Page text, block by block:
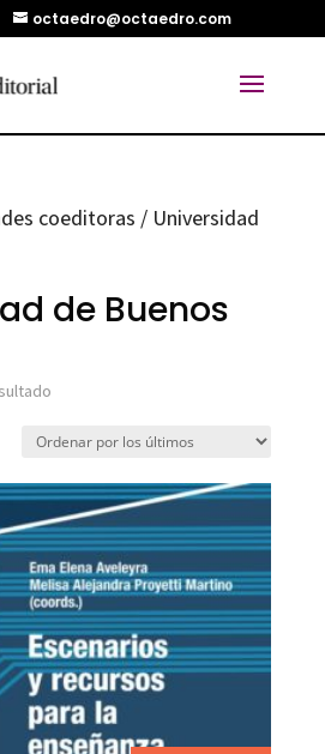
octaedro@octaedro.com
coeditoras / Universidad
de Buenos